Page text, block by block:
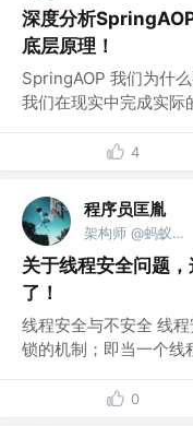
深度分析
底层原理！
SpringAOP 我们为什
我们在现实中完成实际
4
程序员匡胤
架构师 @蚂蚁金服
关于线程安全问题
了！
线程安全与不安全 线
锁的机制；即当一个线
0